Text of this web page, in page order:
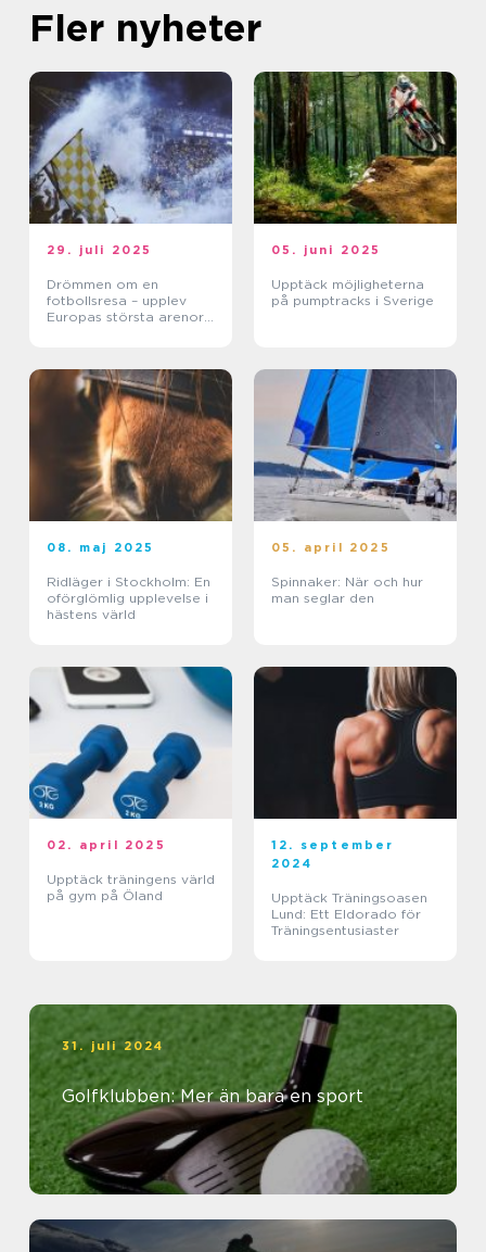
Fler nyheter
29. juli 2025
Drömmen om en
fotbollsresa – upplev
Europas största arenor
05. juni 2025
Upptäck möjligheterna
på pumptracks i Sverige
08. maj 2025
Ridläger i Stockholm: En
oförglömlig upplevelse i
hästens värld
05. april 2025
Spinnaker: När och hur
man seglar den
02. april 2025
Upptäck träningens värld
på gym på Öland
12. september
2024
Upptäck Träningsoasen
Lund: Ett Eldorado för
Träningsentusiaster
31. juli 2024
Golfklubben: Mer än bara en sport